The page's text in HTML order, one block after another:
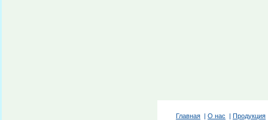
Главная | О нас | Продукция